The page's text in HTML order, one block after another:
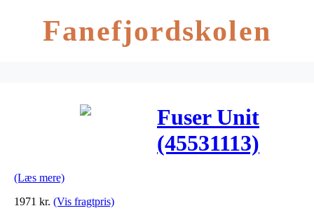
Fanefjordskolen
Fuser Unit
(45531113)
(Læs mere)
1971 kr. (Vis fragtpris)